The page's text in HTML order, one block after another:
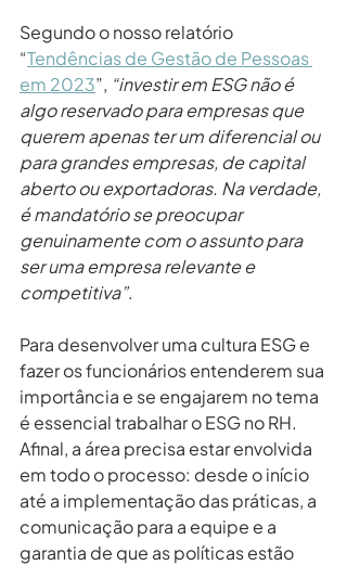
Segundo o nosso relatório
“Tendências de Gestão de Pessoas
em 2023”, “investir em ESG não é
algo reservado para empresas que
querem apenas ter um diferencial ou
para grandes empresas, de capital
aberto ou exportadoras. Na verdade,
é mandatório se preocupar
genuinamente com o assunto para
ser uma empresa relevante e
competitiva”.
Para desenvolver uma cultura ESG e
fazer os funcionários entenderem sua
importância e se engajarem no tema
é essencial trabalhar o ESG no RH.
Afinal, a área precisa estar envolvida
em todo o processo: desde o início
até a implementação das práticas, a
comunicação para a equipe e a
garantia de que as políticas estão